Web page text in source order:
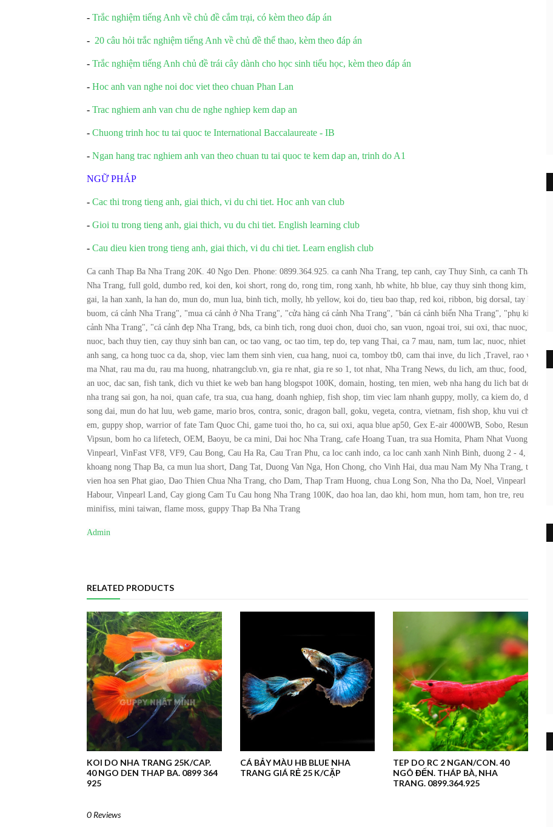
- Trắc nghiệm tiếng Anh về chủ đề cắm trại, có kèm theo đáp án
- 20 câu hỏi trắc nghiệm tiếng Anh về chủ đề thể thao, kèm theo đáp án
- Trắc nghiệm tiếng Anh chủ đề trái cây dành cho học sinh tiểu học, kèm theo đáp án
- Hoc anh van nghe noi doc viet theo chuan Phan Lan
- Trac nghiem anh van chu de nghe nghiep kem dap an
- Chuong trinh hoc tu tai quoc te International Baccalaureate - IB
- Ngan hang trac nghiem anh van theo chuan tu tai quoc te kem dap an, trinh do A1
NGỮ PHÁP
- Cac thi trong tieng anh, giai thich, vi du chi tiet. Hoc anh van club
- Gioi tu trong tieng anh, giai thich, vu du chi tiet. English learning club
- Cau dieu kien trong tieng anh, giai thich, vi du chi tiet. Learn english club
Ca canh Thap Ba Nha Trang 20K. 40 Ngo Den. Phone: 0899.364.925. ca canh Nha Trang, tep canh, cay Thuy Sinh, ca canh Thap Ba
Nha Trang, full gold, dumbo red, koi den, koi short, rong do, rong tim, rong xanh, hb white, hb blue, cay thuy sinh thong kim, lieu
gai, la han xanh, la han do, mun do, mun lua, binh tich, molly, hb yellow, koi do, tieu bao thap, red koi, ribbon, big dorsal, tay boi
buom, cá cảnh Nha Trang", "mua cá cảnh ở Nha Trang", "cửa hàng cá cảnh Nha Trang", "bán cá cảnh biển Nha Trang", "phụ kiện cá
cảnh Nha Trang", "cá cảnh đẹp Nha Trang, bds, ca binh tich, rong duoi chon, duoi cho, san vuon, ngoai troi, sui oxi, thac nuoc, lan
nuoc, bach thuy tien, cay thuy sinh ban can, oc tao vang, oc tao tim, tep do, tep vang Thai, ca 7 mau, nam, tum lac, nuoc, nhiet do,
anh sang, ca hong tuoc ca da, shop, viec lam them sinh vien, cua hang, nuoi ca, tomboy tb0, cam thai inve, du lich ,Travel, rao vat, rau
ma Nhat, rau ma du, rau ma huong, nhatrangclub.vn, gia re nhat, gia re so 1, tot nhat, Nha Trang News, du lich, am thuc, food, dia chi
an uoc, dac san, fish tank, dich vu thiet ke web ban hang blogspot 100K, domain, hosting, ten mien, web nha hang du lich bat dong san
nha trang sai gon, ha noi, quan cafe, tra sua, cua hang, doanh nghiep, fish shop, tim viec lam nhanh guppy, molly, ca kiem do, de nuoi,
song dai, mun do hat luu, web game, mario bros, contra, sonic, dragon ball, goku, vegeta, contra, vietnam, fish shop, khu vui choi tre
em, guppy shop, warrior of fate Tam Quoc Chi, game tuoi tho, ho ca, sui oxi, aqua blue ap50, Gex E-air 4000WB, Sobo, Resun,
Vipsun, bom ho ca lifetech, OEM, Baoyu, be ca mini, Dai hoc Nha Trang, cafe Hoang Tuan, tra sua Homita, Pham Nhat Vuong
Vinpearl, VinFast VF8, VF9, Cau Bong, Cau Ha Ra, Cau Tran Phu, ca loc canh indo, ca loc canh xanh Ninh Binh, duong 2 - 4, Suoi
khoang nong Thap Ba, ca mun lua short, Dang Tat, Duong Van Nga, Hon Chong, cho Vinh Hai, dua mau Nam My Nha Trang, thu
vien hoa sen Phat giao, Dao Thien Chua Nha Trang, cho Dam, Thap Tram Huong, chua Long Son, Nha tho Da, Noel, Vinpearl
Habour, Vinpearl Land, Cay giong Cam Tu Cau hong Nha Trang 100K, dao hoa lan, dao khi, hom mun, hom tam, hon tre, reu
minifiss, mini taiwan, flame moss, guppy Thap Ba Nha Trang
Admin
RELATED PRODUCTS
KOI DO NHA TRANG 25K/CAP.
40 NGO DEN THAP BA. 0899 364
925
CÁ BẢY MÀU HB BLUE NHA
TRANG GIÁ RẺ 25 K/CẶP
TEP DO RC 2 NGAN/CON. 40
NGÔ ĐẾN. THÁP BÀ, NHA
TRANG. 0899.364.925
0 Reviews